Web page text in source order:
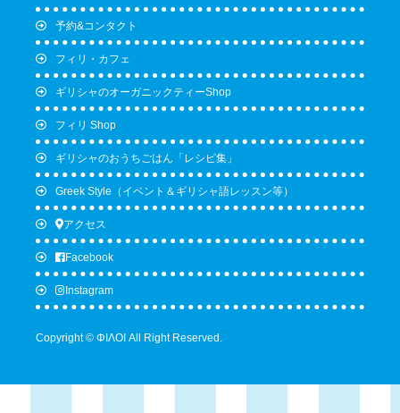
予約&コンタクト
フィリ・カフェ
ギリシャのオーガニックティーShop
フィリ Shop
ギリシャのおうちごはん「レシピ集」
Greek Style（イベント＆ギリシャ語レッスン等）
アクセス
Facebook
Instagram
Copyright © ΦΙΛΟΙ All Right Reserved.